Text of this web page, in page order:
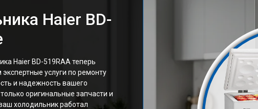
Haier BD-
Haier BD-519RAA теперь
услуги по ремонту
и надежность вашего
оригинальные запчасти и
холодильник работал